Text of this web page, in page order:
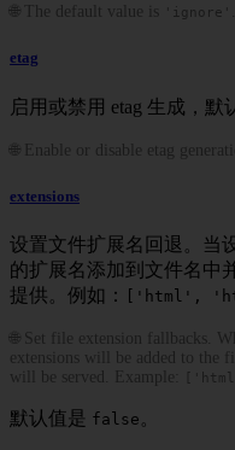
🌐 The default value is 'ignore'
etag
启用或禁用 etag 生成，默
🌐 Enable or disable etag
extensions
设置文件扩展名回退。当
的扩展名添加到文件名中
提供。例如：
['html',
🌐 Set file extension fallbacks.
extensions will be added to the
will be served. Example:
默认值是 false 。